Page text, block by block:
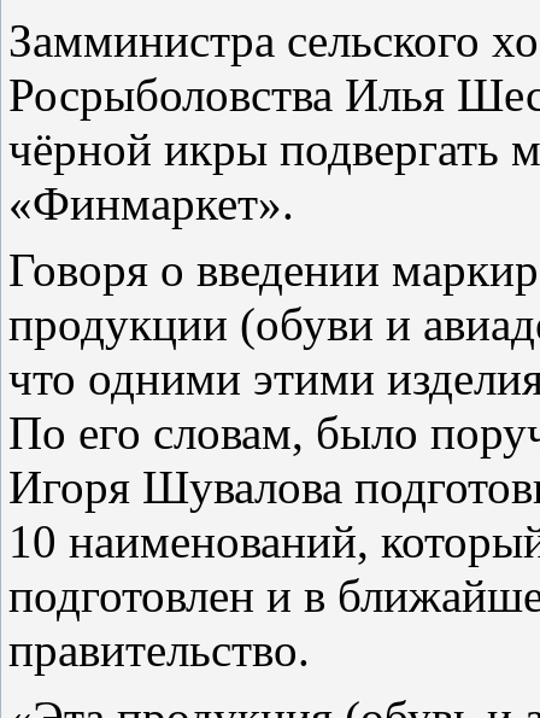
Замминистра сельского
Росрыболовства Илья
чёрной икры подвергать
«Финмаркет».
Говоря о введении
продукции (обуви и
что одними этими
По его словам, было
Игоря Шувалова
10 наименований,
подготовлен и в
правительство.